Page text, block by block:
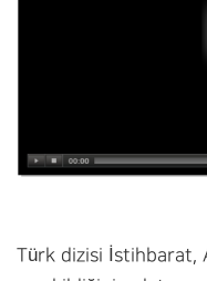
Türk dizisi İstihbarat,